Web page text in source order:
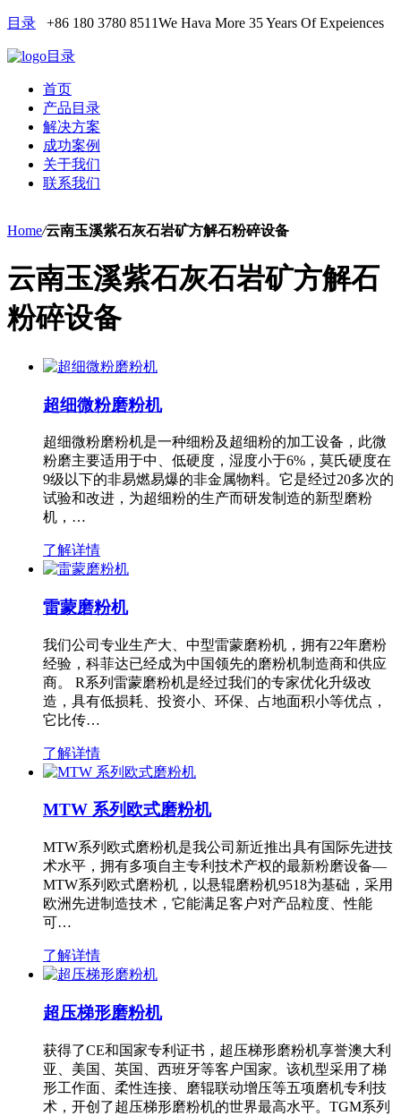
目录 +86 180 3780 8511We Hava More 35 Years Of Expeiences
目录
首页
产品目录
解决方案
成功案例
关于我们
联系我们
Home/云南玉溪紫石灰石岩矿方解石粉碎设备
云南玉溪紫石灰石岩矿方解石
粉碎设备
超细微粉磨粉机
超细微粉磨粉机是一种细粉及超细粉的加工设备，此微
粉磨主要适用于中、低硬度，湿度小于6%，莫氏硬度在
9级以下的非易燃易爆的非金属物料。它是经过20多次的
试验和改进，为超细粉的生产而研发制造的新型磨粉
机，…
了解详情
雷蒙磨粉机
我们公司专业生产大、中型雷蒙磨粉机，拥有22年磨粉
经验，科菲达已经成为中国领先的磨粉机制造商和供应
商。 R系列雷蒙磨粉机是经过我们的专家优化升级改
造，具有低损耗、投资小、环保、占地面积小等优点，
它比传…
了解详情
MTW 系列欧式磨粉机
MTW系列欧式磨粉机是我公司新近推出具有国际先进技
术水平，拥有多项自主专利技术产权的最新粉磨设备—
MTW系列欧式磨粉机，以悬辊磨粉机9518为基础，采用
欧洲先进制造技术，它能满足客户对产品粒度、性能
可…
了解详情
超压梯形磨粉机
获得了CE和国家专利证书，超压梯形磨粉机享誉澳大利
亚、美国、英国、西班牙等客户国家。该机型采用了梯
形工作面、柔性连接、磨辊联动增压等五项磨机专利技
术，开创了超压梯形磨粉机的世界最高水平。TGM系列